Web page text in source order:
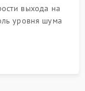
выхода на
уровня шума
и корректного
оттайки.